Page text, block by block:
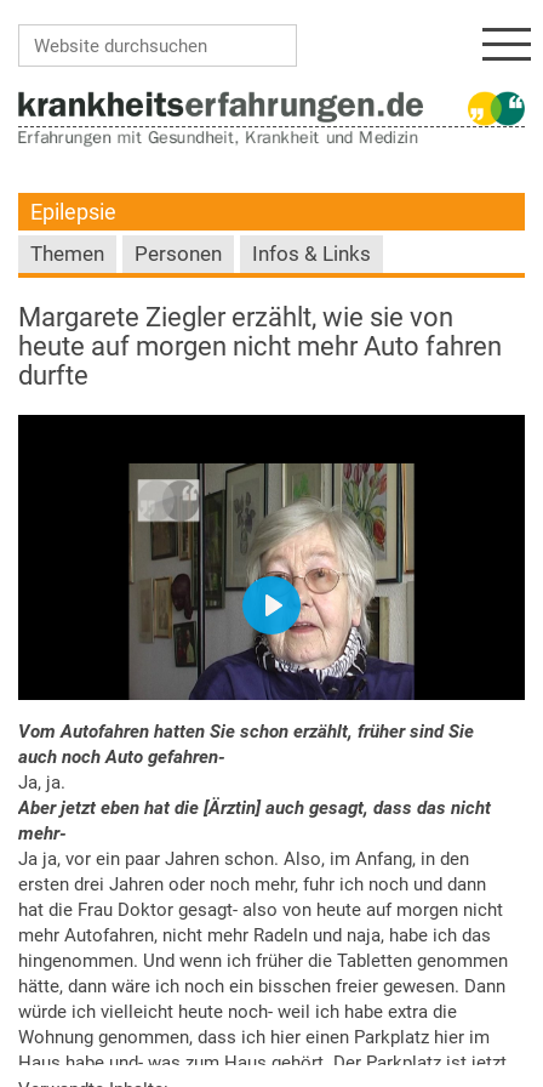
Epilepsie
Themen Personen Infos & Links
Margarete Ziegler erzählt, wie sie von
heute auf morgen nicht mehr Auto fahren
durfte
Vom Autofahren hatten Sie schon erzählt, früher sind Sie
auch noch Auto gefahren-
Ja, ja.
Aber jetzt eben hat die [Ärztin] auch gesagt, dass das nicht
mehr-
Ja ja, vor ein paar Jahren schon. Also, im Anfang, in den
ersten drei Jahren oder noch mehr, fuhr ich noch und dann
hat die Frau Doktor gesagt- also von heute auf morgen nicht
mehr Autofahren, nicht mehr Radeln und naja, habe ich das
hingenommen. Und wenn ich früher die Tabletten genommen
hätte, dann wäre ich noch ein bisschen freier gewesen. Dann
würde ich vielleicht heute noch- weil ich habe extra die
Wohnung genommen, dass ich hier einen Parkplatz hier im
Haus habe und- was zum Haus gehört. Der Parkplatz ist jetzt